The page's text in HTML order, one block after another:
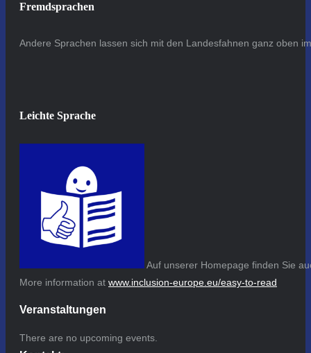
Fremdsprachen
Andere Sprachen lassen sich mit den Landesfahnen ganz oben
Leichte Sprache
Auf unserer Homepage finden Sie
More information at www.inclusion-europe.eu/easy-to-read
Veranstaltungen
There are no upcoming events.